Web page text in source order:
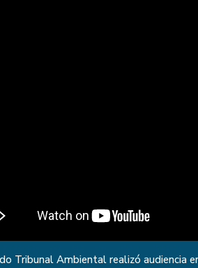
Tribunal Ambiental realizó audiencia